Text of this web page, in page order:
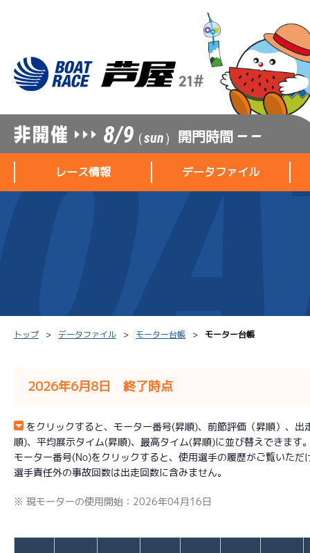
8/9（sun） 開門時間 — —
レース情報
レース結果一覧
出走表PDF
モーター抽選結果・
選手コ
データファイル
ボートデータ
出目データ
トップ データファイル モーター台帳 モーター台帳
2026年6月8日 終了時点
をクリックすると、モーター番号(昇順)、前節評価（昇順）、
順)、平均展示タイム(昇順)、最高タイム(昇順)に並び替えできます
モーター番号(No)をクリックすると、使用選手の履歴がご覧いただ
選手責任外の事故回数は出走回数に含みません。
※ 現モーターの使用開始：2026年04月16日